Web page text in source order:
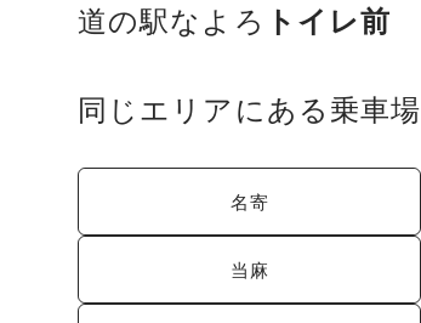
道の駅なよろ トイレ前
同じエリアにある乗車場
名寄
当麻